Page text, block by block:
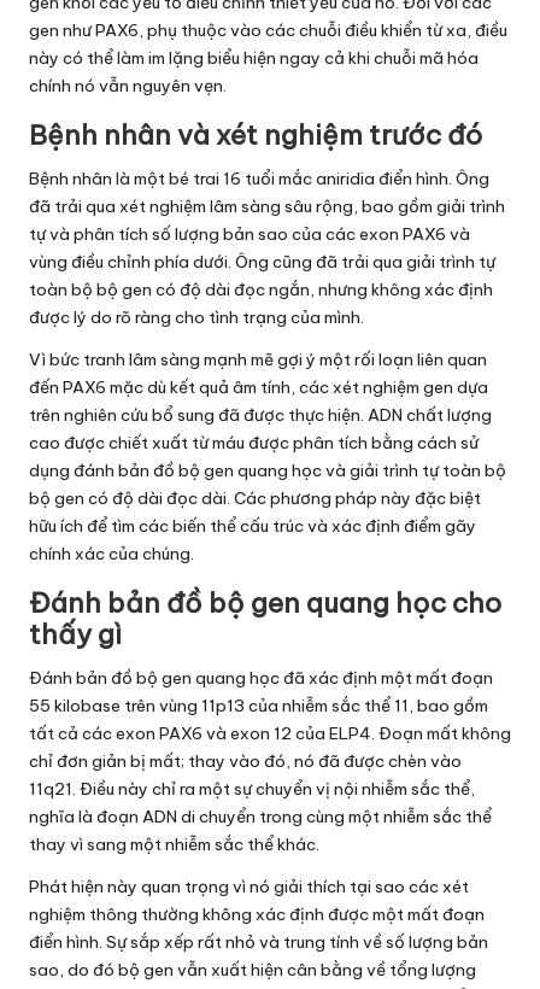
gen như PAX6, phụ thuộc vào các chuỗi điều khiển từ xa, điều
này có thể làm im lặng biểu hiện ngay cả khi chuỗi mã hóa
chính nó vẫn nguyên vẹn.
Bệnh nhân và xét nghiệm trước đó
Bệnh nhân là một bé trai 16 tuổi mắc aniridia điển hình. Ông
đã trải qua xét nghiệm lâm sàng sâu rộng, bao gồm giải trình
tự và phân tích số lượng bản sao của các exon PAX6 và
vùng điều chỉnh phía dưới. Ông cũng đã trải qua giải trình tự
toàn bộ bộ gen có độ dài đọc ngắn, nhưng không xác định
được lý do rõ ràng cho tình trạng của mình.
Vì bức tranh lâm sàng mạnh mẽ gợi ý một rối loạn liên quan
đến PAX6 mặc dù kết quả âm tính, các xét nghiệm gen dựa
trên nghiên cứu bổ sung đã được thực hiện. ADN chất lượng
cao được chiết xuất từ máu được phân tích bằng cách sử
dụng đánh bản đồ bộ gen quang học và giải trình tự toàn bộ
bộ gen có độ dài đọc dài. Các phương pháp này đặc biệt
hữu ích để tìm các biến thể cấu trúc và xác định điểm gãy
chính xác của chúng.
Đánh bản đồ bộ gen quang học cho
thấy gì
Đánh bản đồ bộ gen quang học đã xác định một mất đoạn
55 kilobase trên vùng 11p13 của nhiễm sắc thể 11, bao gồm
tất cả các exon PAX6 và exon 12 của ELP4. Đoạn mất không
chỉ đơn giản bị mất; thay vào đó, nó đã được chèn vào
11q21. Điều này chỉ ra một sự chuyển vị nội nhiễm sắc thể,
nghĩa là đoạn ADN di chuyển trong cùng một nhiễm sắc thể
thay vì sang một nhiễm sắc thể khác.
Phát hiện này quan trọng vì nó giải thích tại sao các xét
nghiệm thông thường không xác định được một mất đoạn
điển hình. Sự sắp xếp rất nhỏ và trung tính về số lượng bản
sao, do đó bộ gen vẫn xuất hiện cân bằng về tổng lượng